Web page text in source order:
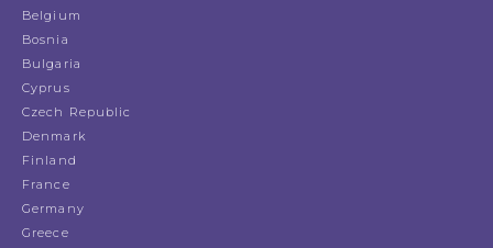
Belgium
Bosnia
Bulgaria
Cyprus
Czech Republic
Denmark
Finland
France
Germany
Greece